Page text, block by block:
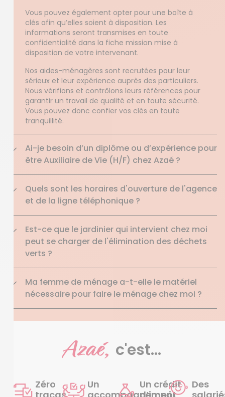
Vous pouvez également opter pour une boîte à
clés afin qu’elles soient à disposition. Les
informations seront transmises en toute
confidentialité dans la fiche mission mise à
disposition de votre intervenant.
Nos aides-ménagères sont recrutées pour leur
sérieux et leur expérience auprès des particuliers.
Nous vérifions et contrôlons leurs références pour
garantir un travail de qualité et en toute sécurité.
Vous pouvez donc confier vos clés en toute
tranquillité.
Ai-je besoin d’un diplôme ou d’expérience pour
être Auxiliaire de Vie (H/F) chez Azaé ?
Quels sont les horaires d'ouverture de l'agence
et de la ligne téléphonique ?
Est-ce que le jardinier qui intervient chez moi
peut se charger de l'élimination des déchets
verts ?
Ma femme de ménage a-t-elle le matériel
nécessaire pour faire le ménage chez moi ?
Azaé, c'est...
Zéro
Un
Un crédit
Des